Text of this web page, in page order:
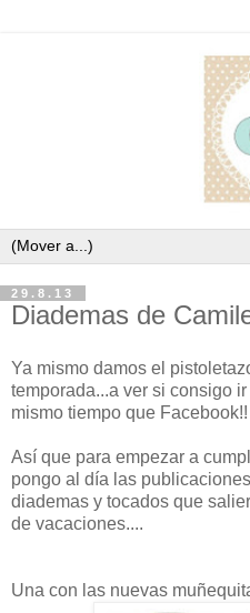
29.8.13
Diademas de
Ya mismo damos el
temporada...a ver si consigo
mismo tiempo que Facebook!!
Así que para empezar a
pongo al día las
diademas y tocados que
de vacaciones....
Una con las nuevas